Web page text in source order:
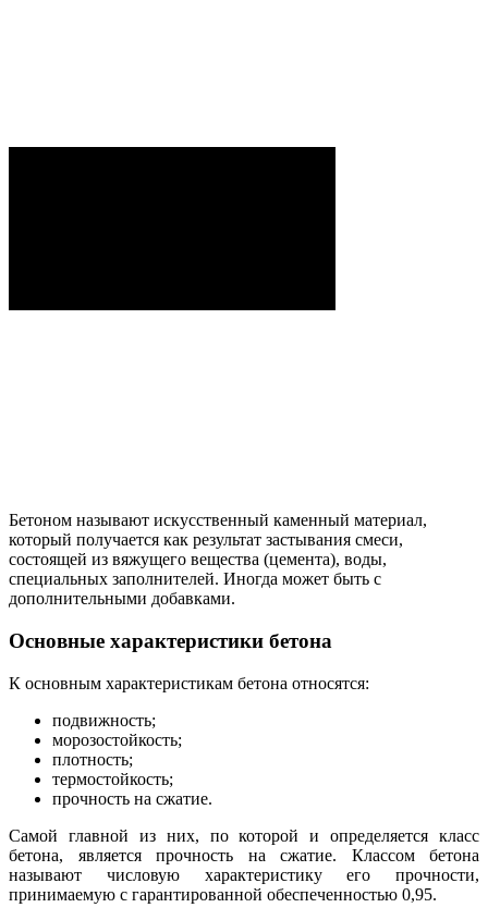
Бетоном называют искусственный каменный материал,
который получается как результат застывания смеси,
состоящей из вяжущего вещества (цемента), воды,
специальных заполнителей. Иногда может быть с
дополнительными добавками.
Основные характеристики бетона
К основным характеристикам бетона относятся:
подвижность;
морозостойкость;
плотность;
термостойкость;
прочность на сжатие.
Самой главной из них, по которой и определяется класс
бетона, является прочность на сжатие. Классом бетона
называют числовую характеристику его прочности,
принимаемую с гарантированной обеспеченностью 0,95.